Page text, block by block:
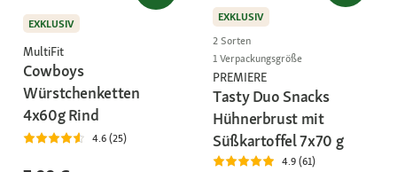
EXKLUSIV
MultiFit
Cowboys
Würstchenketten
4x60g Rind
4.6 (25)
EXKLUSIV
2 Sorten
1 Verpackungsgröße
PREMIERE
Tasty Duo Snacks
Hühnerbrust mit
Süßkartoffel 7x70 g
4.9 (61)